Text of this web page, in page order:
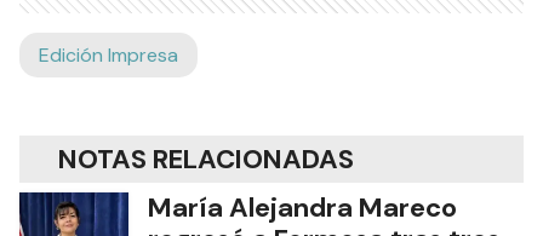
Edición Impresa
NOTAS RELACIONADAS
María Alejandra Mareco